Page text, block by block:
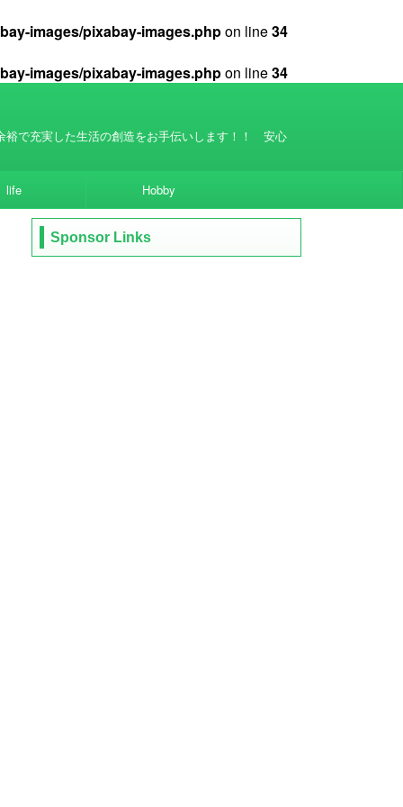
images/pixabay-images.phpon line34
images/pixabay-images.phpon line34
裕で充実した生活の創造をお手伝いします！！ 安心
life Hobby
Sponsor Links